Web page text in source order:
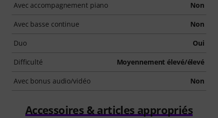
Avec accompagnement piano Non
Avec basse continue Non
Duo Oui
Difficulté Moyennement élevé/élevé
Avec bonus audio/vidéo Non
Accessoires & articles appropriés